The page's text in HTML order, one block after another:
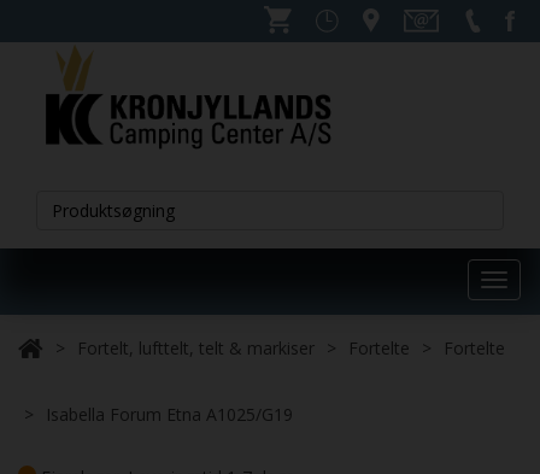
Fortelt, lufttelt, telt & markiser
Fortelte Fortelte
Isabella Forum Etna A1025/G19